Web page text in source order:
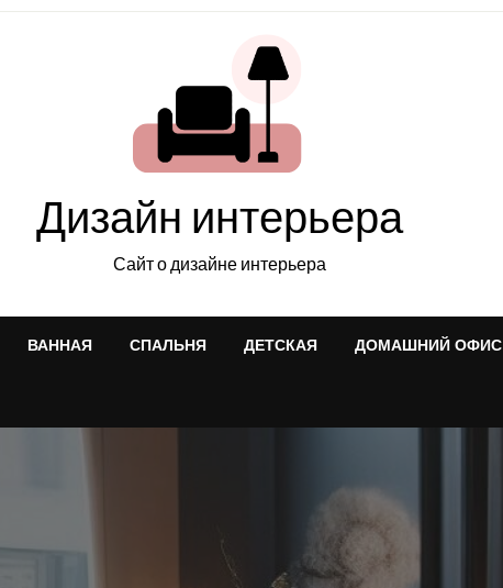
Дизайн интерьера
Сайт о дизайне интерьера
ВАННАЯ СПАЛЬНЯ ДЕТСКАЯ ДОМАШНИЙ ОФИС